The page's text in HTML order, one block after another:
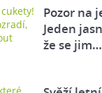
Pozor na
Jeden
že se jim…